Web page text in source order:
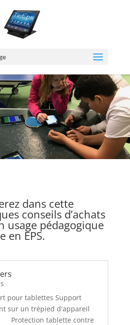
dans cette
conseils d’achats
usage pédagogique
en EPS.
pour tablettes Support
sur un trépied d'appareil
Protection tablette contre